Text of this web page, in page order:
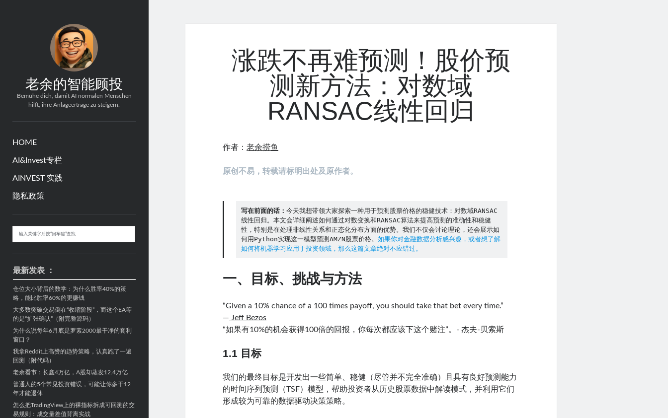
老余的智能顾投
Bemühe dich, damit AI normalen Menschen
hilft, ihre Anlageerträge zu steigern.
HOME
AI&Invest专栏
AINVEST 实践
隐私政策
Sidebar
最新发表 ：
仓位大小背后的数学：为什么胜率40%的策
略，能比胜率60%的更赚钱
大多数突破交易倒在“收缩阶段”，而这个EA等
的是“扩张确认”（附完整源码）
为什么说每年6月底是罗素2000最干净的套利
窗口？
我拿Reddit上高赞的趋势策略，认真跑了一遍
回测（附代码）
老余看市：长鑫4万亿，A股却蒸发12.4万亿
普通人的5个常见投资错误，可能让你多干12
年才能退休
怎么把TradingView上的裸指标拆成可回测的交
易规则：成交量差值背离实战
涨跌不再难预测！股价预
测新方法：对数域
RANSAC线性回归
作者：老余捞鱼
原创不易，转载请标明出处及原作者。
写在前面的话： 今天我想带领大家探索一种用于预测股票价格的稳健技术：对数域RANSAC
线性回归。本文会详细阐述如何通过对数变换和RANSAC算法来提高预测的准确性和稳健
性，特别是在处理非线性关系和正态化分布方面的优势。我们不仅会讨论理论，还会展示如
何用Python实现这一模型预测AMZN股票价格。 如果你对金融数据分析感兴趣，或者想了解
如何将机器学习应用于投资领域，那么这篇文章绝对不应错过。
一、目标、挑战与方法
“Given a 10% chance of a 100 times payoff, you should take that bet every time.”
— Jeff Bezos
“如果有10%的机会获得100倍的回报，你每次都应该下这个赌注”。- 杰夫-贝索斯
1.1 目标
我们的最终目标是开发出一些简单、稳健（尽管并不完全准确）且具有良好预测能力
的时间序列预测（TSF）模型，帮助投资者从历史股票数据中解读模式，并利用它们
形成较为可靠的数据驱动决策策略。